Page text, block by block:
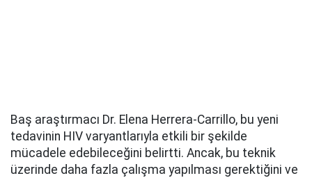
Baş araştırmacı Dr. Elena Herrera-Carrillo, bu yeni
tedavinin HIV varyantlarıyla etkili bir şekilde
mücadele edebileceğini belirtti. Ancak, bu teknik
üzerinde daha fazla çalışma yapılması gerektiğini ve